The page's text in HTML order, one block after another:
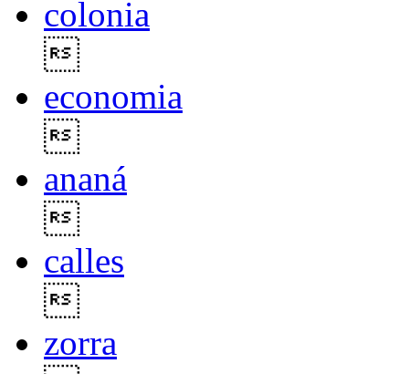
colonia
economia
ananá
calles
zorra